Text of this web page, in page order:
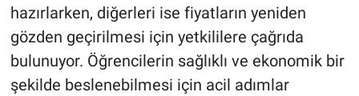
hazırlarken, diğerleri ise fiyatların yeniden
gözden geçirilmesi için yetkililere çağrıda
bulunuyor. Öğrencilerin sağlıklı ve ekonomik bir
şekilde beslenebilmesi için acil adımlar